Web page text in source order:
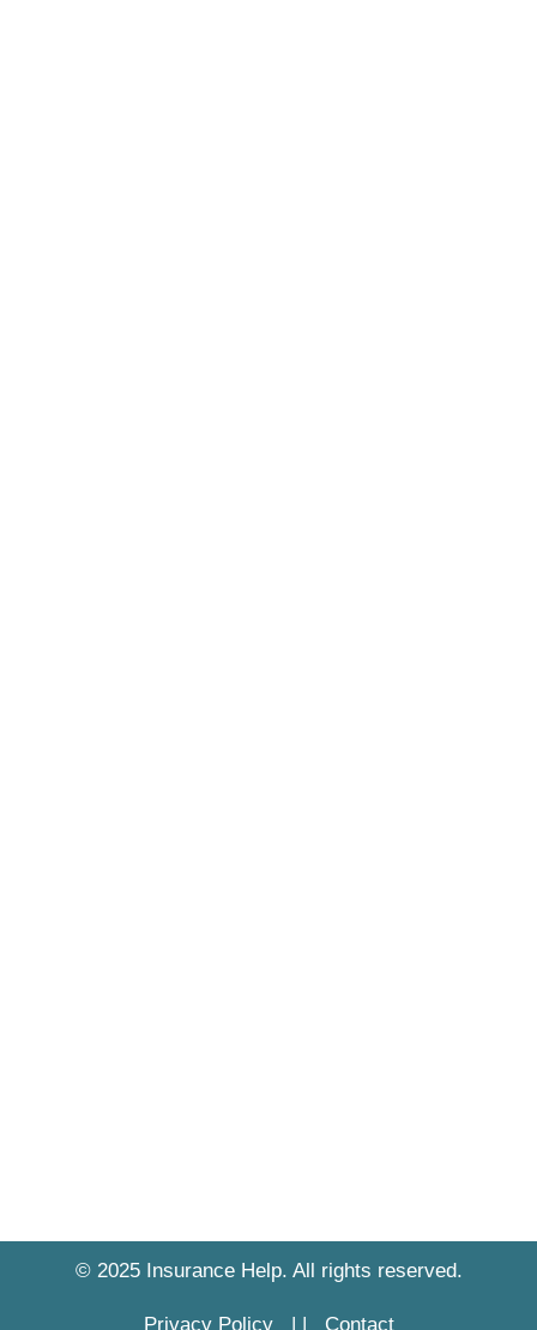
© 2025 Insurance Help. All rights reserved.
Privacy Policy Contact